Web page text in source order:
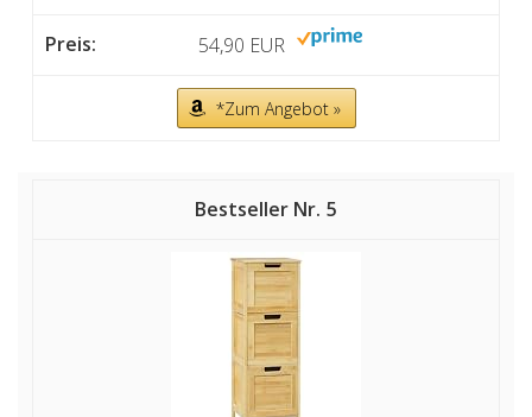
54,90 EUR
*Zum Angebot »
5